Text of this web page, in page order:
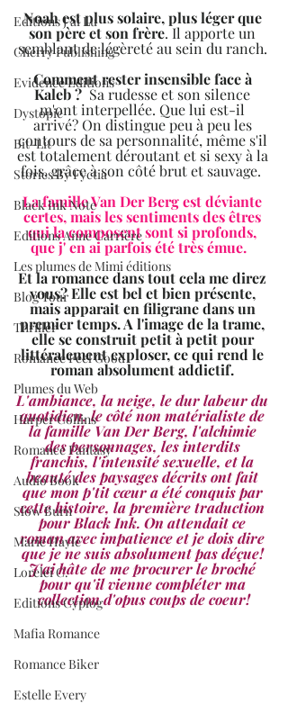
Editions J'ai Lu
Cherry Publishing
Evidence Editions
Dystopie
Bit-Lit
Stories By Fyctia
Black Ink Note
Editions Anne Carrière
Les plumes de Mimi éditions
Blog Tour
Thriller
Romance Feel Good
Plumes du Web
Harper Collins
Romance Fantasy
Audio Book
Slow Burn
Marie Hayle
Lorelei C.
Editions Cyplog
Mafia Romance
Romance Biker
Estelle Every
Noah est plus solaire, plus léger que
son père et son frère. Il apporte un
semblant de légèreté au sein du ranch.
Comment rester insensible face à
Kaleb ? Sa rudesse et son silence
m'ont interpellée. Que lui est-il
arrivé? On distingue peu à peu les
contours de sa personnalité, même s'il
est totalement déroutant et si sexy à la
fois, grâce à son côté brut et sauvage.
La famille Van Der Berg est déviante
certes, mais les sentiments des êtres
qui la composent sont si profonds,
que j' en ai parfois été très émue.
Et la romance dans tout cela me direz
vous? Elle est bel et bien présente,
mais apparait en filigrane dans un
premier temps. A l'image de la trame,
elle se construit petit à petit pour
littéralement exploser, ce qui rend le
roman absolument addictif.
L'ambiance, la neige, le dur labeur du
quotidien, le côté non matérialiste de
la famille Van Der Berg, l'alchimie
des personnages, les interdits
franchis, l'intensité sexuelle, et la
beauté des paysages décrits ont fait
que mon p'tit cœur a été conquis par
cette histoire, la première traduction
pour Black Ink. On attendait ce
roman avec impatience et je dois dire
que je ne suis absolument pas déçue!
J'ai hâte de me procurer le broché
pour qu'il vienne compléter ma
collection d'opus coups de coeur!